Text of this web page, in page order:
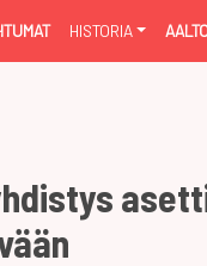
HISTORIA